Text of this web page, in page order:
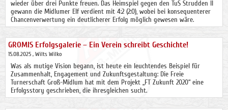
wieder über drei Punkte freuen. Das Heimspiel gegen den TuS Strudden II
gewann die Midlumer Elf verdient mit 4:2 (2:0), wobei bei konsequenterer
Chancenverwertung ein deutlicherer Erfolg möglich gewesen wäre.
GROMIS Erfolgsgalerie – Ein Verein schreibt Geschichte!
15.08.2025 , Wilts Wilko
Was als mutige Vision begann, ist heute ein leuchtendes Beispiel für
Zusammenhalt, Engagement und Zukunftsgestaltung: Die Freie
Turnerschaft Groß-Midlum hat mit dem Projekt „FT Zukunft 2020“ eine
Erfolgsstory geschrieben, die ihresgleichen sucht.